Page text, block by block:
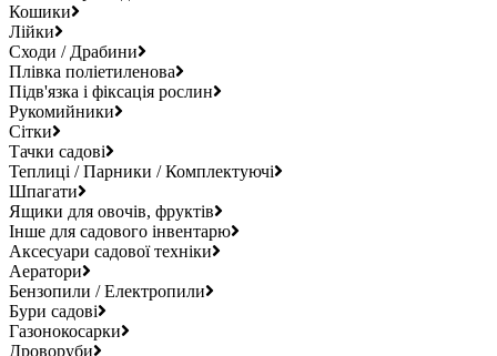
Кошики
Лійки
Сходи / Драбини
Плівка поліетиленова
Підв'язка і фіксація рослин
Рукомийники
Сітки
Тачки садові
Теплиці / Парники / Комплектуючі
Шпагати
Ящики для овочів, фруктів
Інше для садового інвентарю
Аксесуари садової техніки
Аератори
Бензопили / Електропили
Бури садові
Газонокосарки
Дроворуби